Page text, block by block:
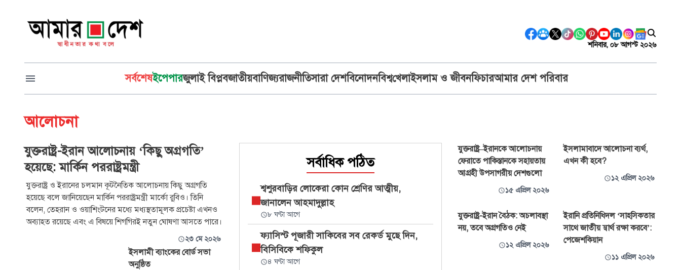
শনিবার, ০৮ আগস্ট ২০২৬
সর্বশেষইপেপারজুলাই বিপ্লবজাতীয়বাণিজ্যরাজনীতিসারা দেশবিনোদনবিশ্বখেলাইসলাম ও জীবনফিচারআমার দেশ পরিবার
আলোচনা
যুক্তরাষ্ট্র-ইরান আলোচনায় ‘কিছু অগ্রগতি’
হয়েছে: মার্কিন পররাষ্ট্রমন্ত্রী
যুক্তরাষ্ট্র ও ইরানের চলমান কূটনৈতিক আলোচনায় কিছু অগ্রগতি
হয়েছে বলে জানিয়েছেন মার্কিন পররাষ্ট্রমন্ত্রী মার্কো রুবিও। তিনি
বলেন, তেহরান ও ওয়াশিংটনের মধ্যে মধ্যস্থতামূলক প্রচেষ্টা এখনও
অব্যাহত রয়েছে এবং এ বিষয়ে শিগগিরই নতুন ঘোষণা আসতে পারে।
২৩ মে ২০২৬
ইসলামী ব্যাংকের বোর্ড সভা
অনুষ্ঠিত
সর্বাধিক পঠিত
শ্বশুরবাড়ির লোকেরা কোন শ্রেণির আত্মীয়,
জানালেন আহমাদুল্লাহ
৮ ঘণ্টা আগে
ফ্যাসিস্ট পূজারী সাকিবের সব রেকর্ড মুছে দিন,
বিসিবিকে শফিকুল
৪ ঘণ্টা আগে
যুক্তরাষ্ট্র–ইরানকে আলোচনায়
ফেরাতে পাকিস্তানকে সহায়তায়
আগ্রহী উপসাগরীয় দেশগুলো
১৫ এপ্রিল ২০২৬
ইসলামাবাদে আলোচনা ব্যর্থ,
এখন কী হবে?
১২ এপ্রিল ২০২৬
যুক্তরাষ্ট্র-ইরান বৈঠক: অচলাবস্থা
নয়, তবে অগ্রগতিও নেই
১২ এপ্রিল ২০২৬
ইরানি প্রতিনিধিদল ‘সাহসিকতার
সাথে জাতীয় স্বার্থ রক্ষা করবে’:
পেজেশকিয়ান
১১ এপ্রিল ২০২৬